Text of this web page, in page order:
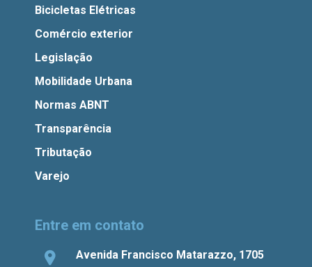
Bicicletas Elétricas
Comércio exterior
Legislação
Mobilidade Urbana
Normas ABNT
Transparência
Tributação
Varejo
Entre em contato
Avenida Francisco Matarazzo, 1705